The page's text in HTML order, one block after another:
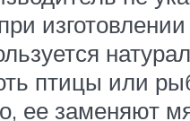
птицы или
ее заменяют